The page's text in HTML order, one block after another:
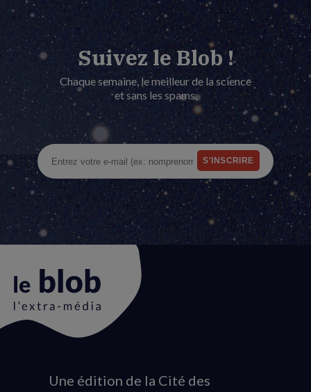
Suivez le Blob !
Chaque semaine, le meilleur de la science
et sans les spams.
Animation
Une édition de la Cité des